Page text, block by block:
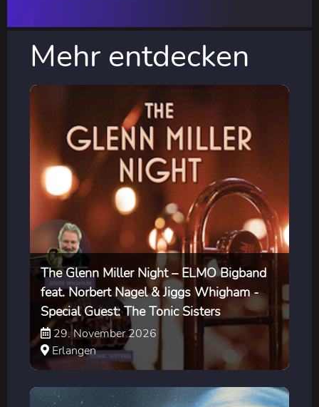
Mehr entdecken
The Glenn Miller Night – ELMO Bigband
feat. Norbert Nagel & Jiggs Whigham -
Special Guest: The Tonic Sisters
29. November 2026
Erlangen